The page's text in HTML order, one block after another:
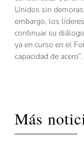
Unidos sin
embargo, los
continuar su
ya en curso en el
capacidad de acero”.
Más